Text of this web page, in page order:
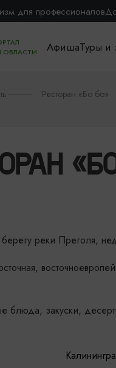
для профессионалов
ОБЛАСТИ
АфишаТуры и
Ресторан «Бо бо»
реки Преголя,
блюда, закуски,